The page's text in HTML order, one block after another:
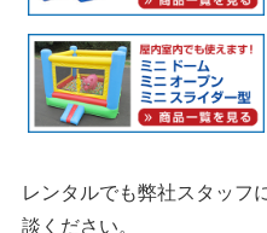
レンタルでも弊社スタッフ
談ください。